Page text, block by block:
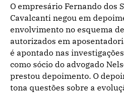
O empresário Fernando dos
Cavalcanti negou em
envolvimento no esquema
autorizados em
é apontado nas
como sócio do advogado
prestou depoimento. O
tona questões sobre a